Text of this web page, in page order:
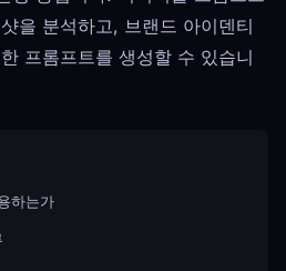
을 분석하고, 브랜드 아이덴티
프롬프트를 생성할 수 있습니
하는가